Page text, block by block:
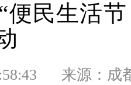
便民生活
7:58:43 来源：